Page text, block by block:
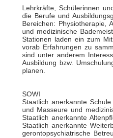
Lehrkräfte, Schülerinnen
die Berufe und
Bereichen: Physiotherapie,
und medizinische
Stationen laden ein zum
vorab Erfahrungen zu
sind unter anderem
Ausbildung bzw.
planen.
SOWI
Staatlich anerkannte
und Masseure und
Staatlich anerkannte
Staatlich anerkannte
gerontopsychiatrische